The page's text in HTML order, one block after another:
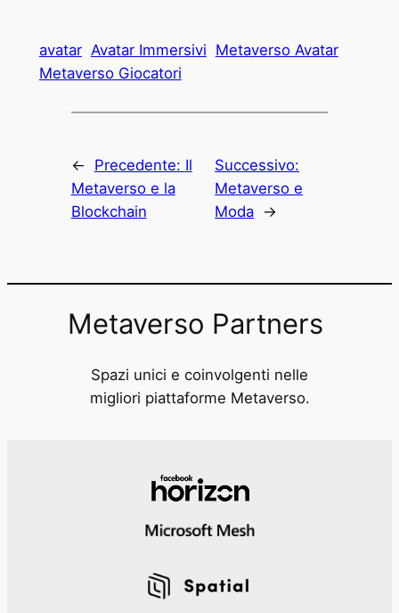
avatar Avatar Immersivi Metaverso Avatar
Metaverso Giocatori
← Precedente: Il
Metaverso e la
Blockchain
Successivo:
Metaverso e
Moda →
Metaverso Partners
Spazi unici e coinvolgenti nelle
migliori piattaforme Metaverso.